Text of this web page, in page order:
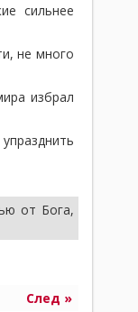
сильнее
не много
избрал
от Бога,
След »